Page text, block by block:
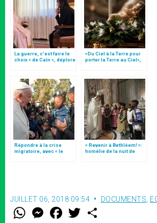
La guerre, c’est faire le
choix « de Caïn », déplore
«Du Ciel à la Terre pour
porter la Terre au Ciel»,
Répondre à la crise
migratoire, avec « le
« Revenir à Bethléem! »:
homélie de la nuit de
Noël (texte complet)
JUILLET 06, 2018 09:54 DOCUMENTS
W M
e
F
a w